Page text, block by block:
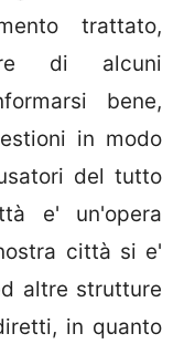
trattato,
di alcuni
bene,
in modo
del tutto
e' un'opera
città si e'
altre strutture
in quanto